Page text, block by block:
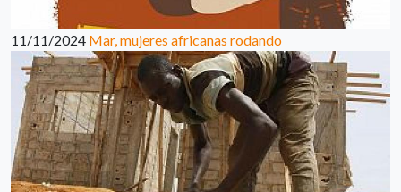
11/11/2024 Mar, mujeres africanas rodando